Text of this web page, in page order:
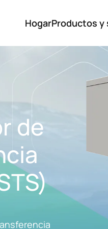
HogarProductos y
Productos y
Accesorios
de